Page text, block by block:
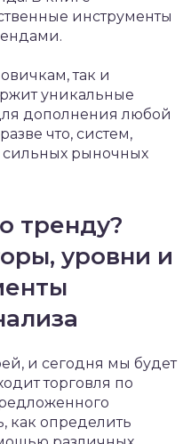
инструменты
так и
уникальные
дополнения любой
что, систем,
сильных рыночных
тренду?
уровни и
и сегодня мы будет
торговля по
как определить